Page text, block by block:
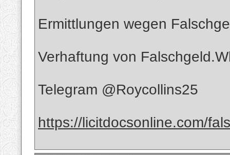
Ermittlungen wegen
Verhaftung von
Telegram @Roycollins25
https://licitdocsonline.com/